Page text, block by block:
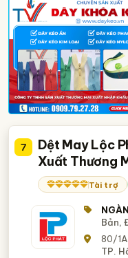
7
Dệt May Lộc
Xuất Thương
Tài trợ
Bản,
80/1A
TP.